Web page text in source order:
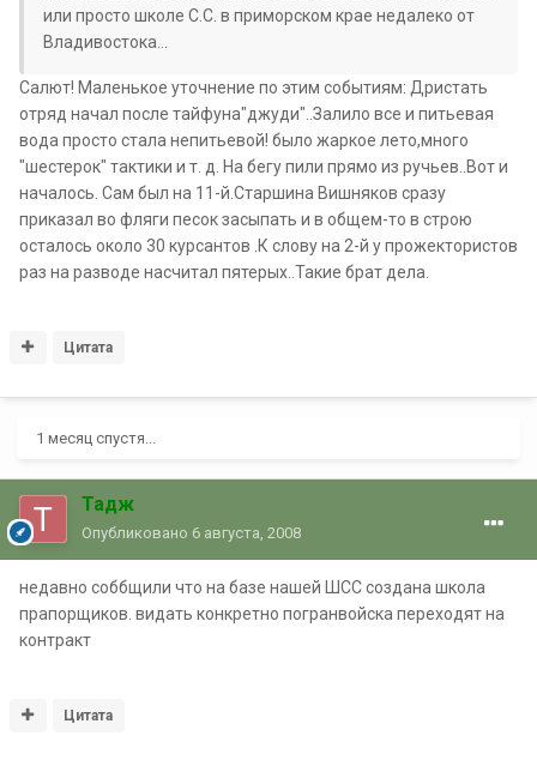
или просто школе С.С. в приморском крае недалеко от
Владивостока...
Салют! Маленькое уточнение по этим событиям: Дристать
отряд начал после тайфуна"джуди"..Залило все и питьевая
вода просто стала непитьевой! было жаркое лето,много
"шестерок" тактики и т. д. На бегу пили прямо из ручьев..Вот и
началось. Сам был на 11-й.Старшина Вишняков сразу
приказал во фляги песок засыпать и в общем-то в строю
осталось около 30 курсантов .К слову на 2-й у прожектористов
раз на разводе насчитал пятерых..Такие брат дела.
Цитата
1 месяц спустя...
Тадж
Опубликовано 6 августа, 2008
недавно соббщили что на базе нашей ШСС создана школа
прапорщиков. видать конкретно погранвойска переходят на
контракт
Цитата